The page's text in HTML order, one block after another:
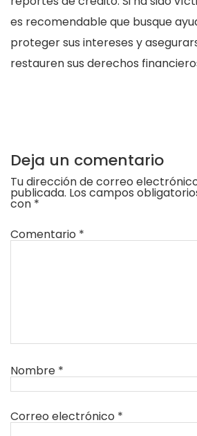
es recomendable que busque
proteger sus intereses y
restauren sus derechos
Deja un comentario
Tu dirección de correo
publicada. Los campos
con *
Comentario *
Nombre *
Correo electrónico *